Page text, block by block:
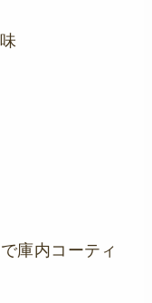
庫内コーティ